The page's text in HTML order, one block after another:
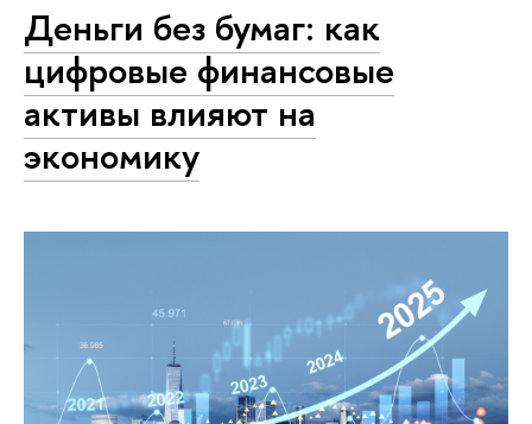
Деньги без бумаг: как
цифровые финансовые
активы влияют на
экономику